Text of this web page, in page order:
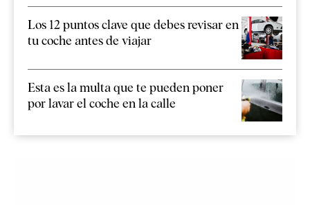
Los 12 puntos clave que debes revisar en
tu coche antes de viajar
Esta es la multa que te pueden poner
por lavar el coche en la calle